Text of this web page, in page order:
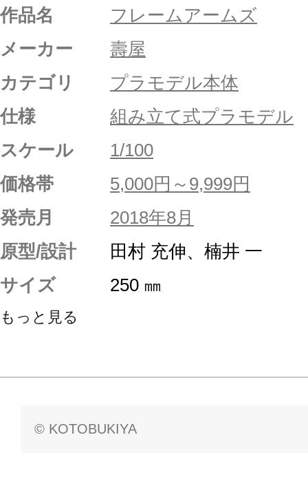
作品名
フレームアームズ
メーカー
壽屋
カテゴリ
プラモデル本体
仕様
組み立て式プラモデル
スケール
1/100
価格帯
5,000円～9,999円
発売月
2018年8月
原型/設計
田村 充伸、楠井 一
サイズ
250 ㎜
もっと見る
© KOTOBUKIYA